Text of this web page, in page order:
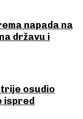
napada na
državu i
osudio
ispred